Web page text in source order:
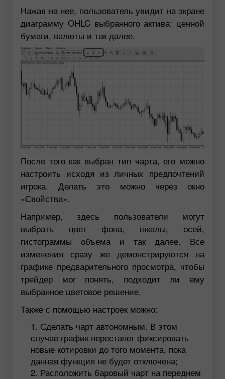
Нажав на нее, пользователь увидит на экране
диаграмму OHLC выбранного актива: ценной
бумаги, валюты и так далее.
После того как выбран тип чарта, его можно
настроить исходя из личных предпочтений
игрока. Делать это можно через окно
«Свойства».
Например, здесь пользователи могут
выбрать цвет фона, шкалы, осей,
гистограммы объема и так далее. Все
изменения сразу же демонстрируются на
графике предварительного просмотра, чтобы
трейдер мог понять, подходит ли ему
выбранное цветовое решение.
Также с помощью настроек можно:
Сделать чарт автономным. В этом
случае график перестанет фиксировать
новые котировки до того момента, пока
данная функция не будет отключена;
Расположить баровый чарт на переднем